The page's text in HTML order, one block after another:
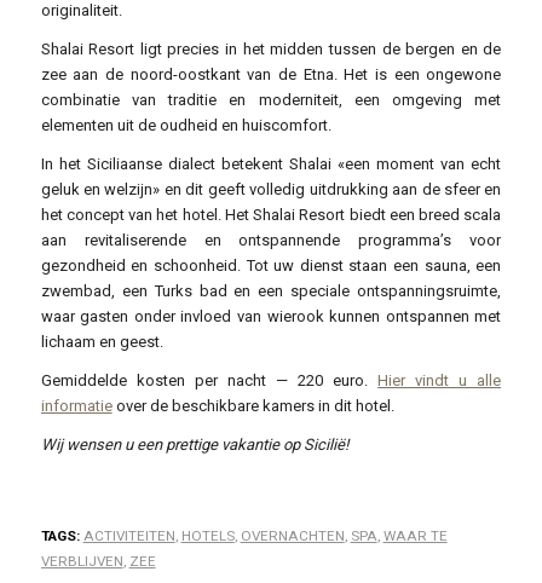
originaliteit.
Shalai Resort ligt precies in het midden tussen de bergen en de
zee aan de noord-oostkant van de Etna. Het is een ongewone
combinatie van traditie en moderniteit, een omgeving met
elementen uit de oudheid en huiscomfort.
In het Siciliaanse dialect betekent Shalai «een moment van echt
geluk en welzijn» en dit geeft volledig uitdrukking aan de sfeer en
het concept van het hotel. Het Shalai Resort biedt een breed scala
aan revitaliserende en ontspannende programma’s voor
gezondheid en schoonheid. Tot uw dienst staan ​​een sauna, een
zwembad, een Turks bad en een speciale ontspanningsruimte,
waar gasten onder invloed van wierook kunnen ontspannen met
lichaam en geest.
Gemiddelde kosten per nacht — 220 euro.Hier vindt u alle
informatieover de beschikbare kamers in dit hotel.
Wij wensen u een prettige vakantie op Sicilië!
TAGS: ACTIVITEITEN, HOTELS, OVERNACHTEN, SPA, WAAR TE
VERBLIJVEN, ZEE